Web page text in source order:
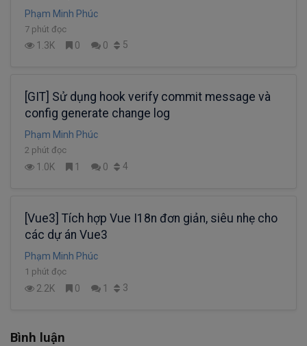
Phạm Minh Phúc
7 phút đọc
1.3K 0 0 5
[GIT] Sử dụng hook verify commit message và
config generate change log
Phạm Minh Phúc
2 phút đọc
1.0K 1 0 4
[Vue3] Tích hợp Vue I18n đơn giản, siêu nhẹ cho
các dự án Vue3
Phạm Minh Phúc
1 phút đọc
2.2K 0 1 3
Bình luận